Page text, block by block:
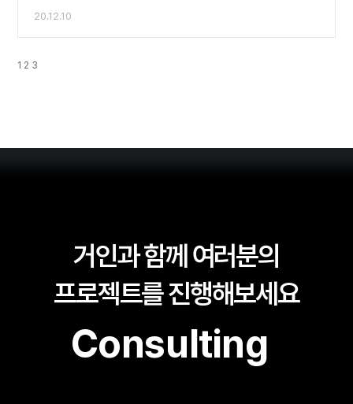
20.12.10
1 2 3
거인과 함께 여러분의
프로젝트를 진행해보세요
Consulting